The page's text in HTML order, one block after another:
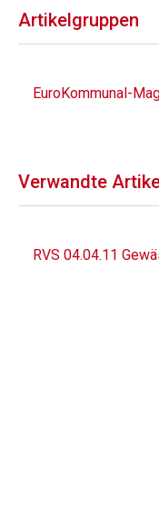
Artikelgruppen
EuroKommunal-
Verwandte
RVS 04.04.11